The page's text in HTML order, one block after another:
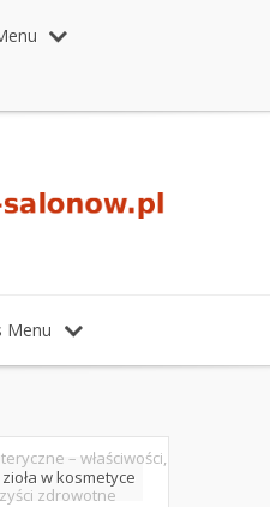
Menu
w kosmetyce
– właściwości,
zdrowotne